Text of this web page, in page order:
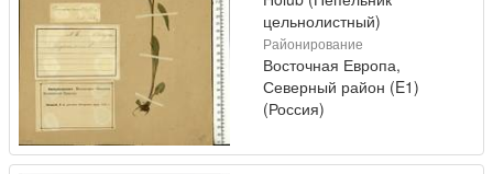
цельнолистный)
Районирование
Восточная Европа,
Северный район (E1)
(Россия)